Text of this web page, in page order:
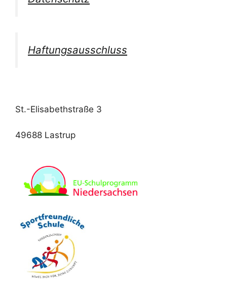
Haftungsausschluss
St.-Elisabethstraße 3
49688 Lastrup